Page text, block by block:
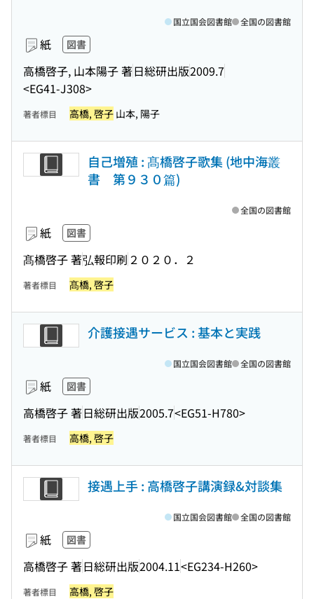
紙 図書
高橋啓子, 山本陽子 著日総研出版2009.7
<EG41-J308>
国立国会図書館 全国の図書館
著者標目 高橋, 啓子 山本, 陽子
自己増殖 : 髙橋啓子歌集 (地中海叢
書 第９３０篇)
紙 図書
髙橋啓子 著弘報印刷 ２０２０．２
全国の図書館
著者標目 髙橋, 啓子
介護接遇サービス : 基本と実践
紙 図書
高橋啓子 著日総研出版2005.7<EG51-H780>
国立国会図書館 全国の図書館
著者標目 高橋, 啓子
接遇上手 : 高橋啓子講演録&対談集
紙 図書
高橋啓子 著日総研出版2004.11<EG234-H260>
国立国会図書館 全国の図書館
著者標目 高橋, 啓子